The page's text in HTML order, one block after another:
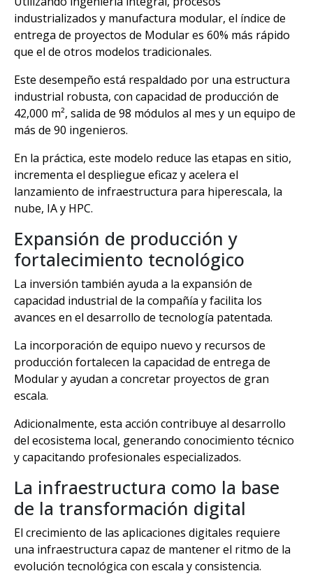
industrializados y manufactura modular, el índice de
entrega de proyectos de Modular es 60% más rápido
que el de otros modelos tradicionales.
Este desempeño está respaldado por una estructura
industrial robusta, con capacidad de producción de
42,000 m², salida de 98 módulos al mes y un equipo de
más de 90 ingenieros.
En la práctica, este modelo reduce las etapas en sitio,
incrementa el despliegue eficaz y acelera el
lanzamiento de infraestructura para hiperescala, la
nube, IA y HPC.
Expansión de producción y
fortalecimiento tecnológico
La inversión también ayuda a la expansión de
capacidad industrial de la compañía y facilita los
avances en el desarrollo de tecnología patentada.
La incorporación de equipo nuevo y recursos de
producción fortalecen la capacidad de entrega de
Modular y ayudan a concretar proyectos de gran
escala.
Adicionalmente, esta acción contribuye al desarrollo
del ecosistema local, generando conocimiento técnico
y capacitando profesionales especializados.
La infraestructura como la base
de la transformación digital
El crecimiento de las aplicaciones digitales requiere
una infraestructura capaz de mantener el ritmo de la
evolución tecnológica con escala y consistencia.